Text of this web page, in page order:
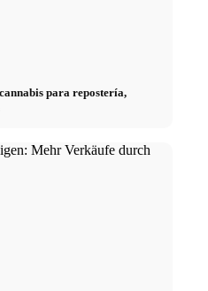
para repostería,